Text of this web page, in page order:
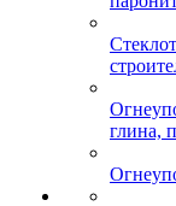
глина,